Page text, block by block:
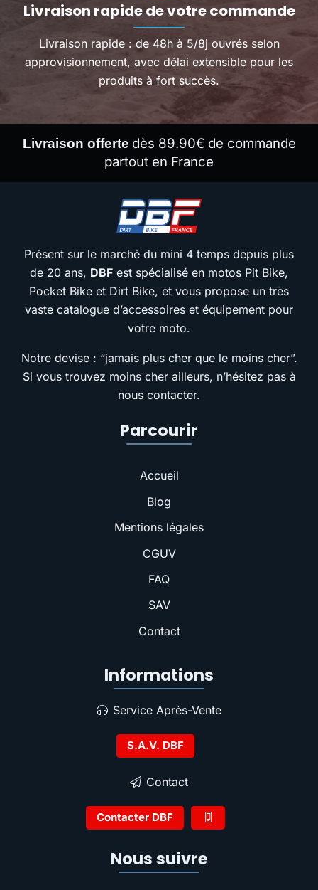
Livraison rapide de votre commande
Livraison rapide : de 48h à 5/8j ouvrés selon
approvisionnement, avec délai extensible pour les
produits à fort succès.
Livraison offerte dès 89.90€ de commande
partout en France
Présent sur le marché du mini 4 temps depuis plus
de 20 ans, DBF est spécialisé en motos Pit Bike,
Pocket Bike et Dirt Bike, et vous propose un très
vaste catalogue d’accessoires et équipement pour
votre moto.
Notre devise : “jamais plus cher que le moins cher”.
Si vous trouvez moins cher ailleurs, n’hésitez pas à
nous contacter.
Parcourir
Accueil
Blog
Mentions légales
CGUV
FAQ
SAV
Contact
Informations
Service Après-Vente
S.A.V. DBF
Contact
Contacter DBF
Nous suivre